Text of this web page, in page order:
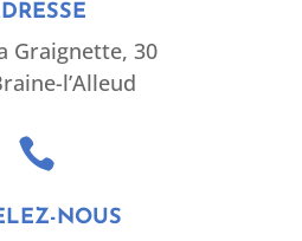
Graignette, 30
l’Alleud

NOUS